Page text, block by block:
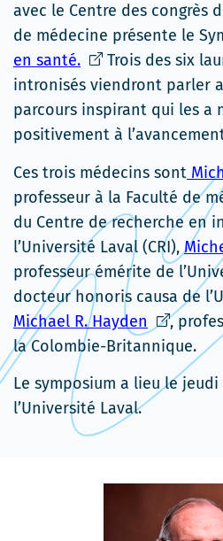
avec le Centre des congrès
de médecine présente le
en santé.Ce
lien
s'ouvrira
dans
nouvelle
fenêtre
Trois des six
intronisés viendront parler
parcours inspirant qui les a
positivement à
Ces trois médecins sont
professeur à la Faculté de
du Centre de recherche en
l’Université Laval (CRI),
professeur émérite de
docteur honoris causa de
Michael R. Hayden Ce
lien
s'ouvrira
dans
,
la Colombie-Britannique.
Le symposium a lieu le
l’Université Laval.